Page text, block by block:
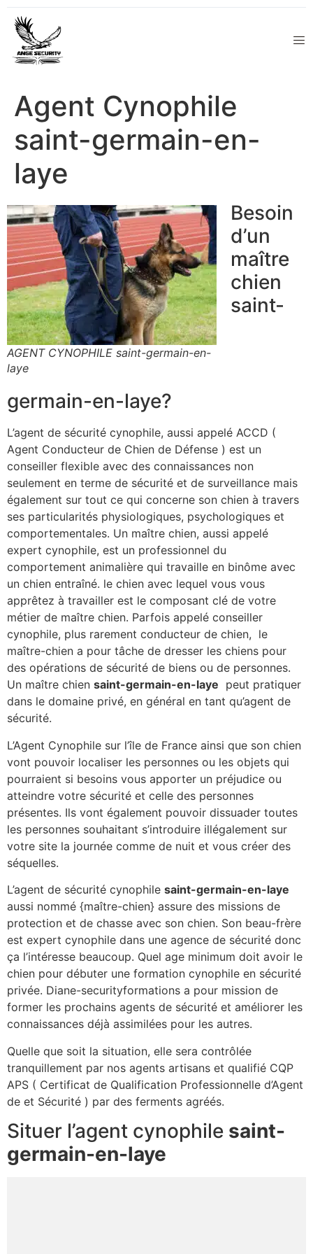
Agent Cynophile
saint-germain-en-
laye
AGENT CYNOPHILE saint-germain-en-
laye
Besoin
d’un
maître
chien
saint-
germain-en-laye?
L’agent de sécurité cynophile, aussi appelé ACCD (
Agent Conducteur de Chien de Défense ) est un
conseiller flexible avec des connaissances non
seulement en terme de sécurité et de surveillance mais
également sur tout ce qui concerne son chien à travers
ses particularités physiologiques, psychologiques et
comportementales. Un maître chien, aussi appelé
expert cynophile, est un professionnel du
comportement animalière qui travaille en binôme avec
un chien entraîné. le chien avec lequel vous vous
apprêtez à travailler est le composant clé de votre
métier de maître chien. Parfois appelé conseiller
cynophile, plus rarement conducteur de chien, le
maître-chien a pour tâche de dresser les chiens pour
des opérations de sécurité de biens ou de personnes.
Un maître chien saint-germain-en-laye peut pratiquer
dans le domaine privé, en général en tant qu’agent de
sécurité.
L’Agent Cynophile sur l’île de France ainsi que son chien
vont pouvoir localiser les personnes ou les objets qui
pourraient si besoins vous apporter un préjudice ou
atteindre votre sécurité et celle des personnes
présentes. Ils vont également pouvoir dissuader toutes
les personnes souhaitant s’introduire illégalement sur
votre site la journée comme de nuit et vous créer des
séquelles.
L’agent de sécurité cynophile saint-germain-en-laye
aussi nommé {maître-chien} assure des missions de
protection et de chasse avec son chien. Son beau-frère
est expert cynophile dans une agence de sécurité donc
ça l’intéresse beaucoup. Quel age minimum doit avoir le
chien pour débuter une formation cynophile en sécurité
privée. Diane-securityformations a pour mission de
former les prochains agents de sécurité et améliorer les
connaissances déjà assimilées pour les autres.
Quelle que soit la situation, elle sera contrôlée
tranquillement par nos agents artisans et qualifié CQP
APS ( Certificat de Qualification Professionnelle d’Agent
de et Sécurité ) par des ferments agréés.
Situer l’agent cynophile saint-
germain-en-laye